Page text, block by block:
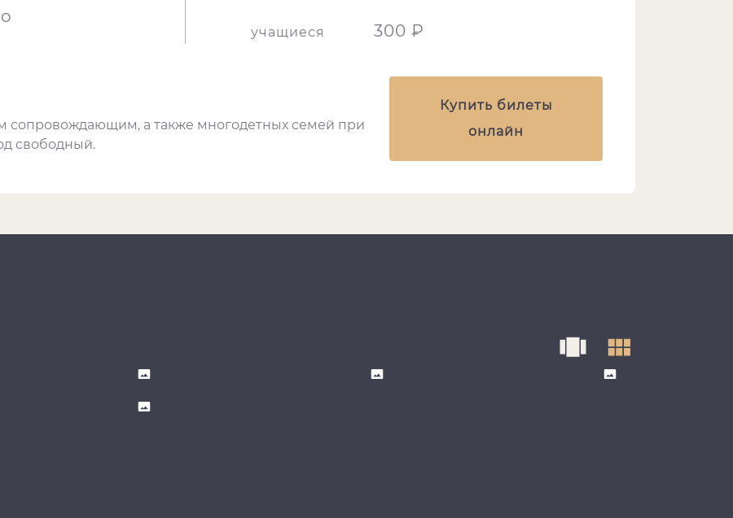
учащиеся 300 ₽
сопровождающим, а также многодетных семей при
свободный.
Купить билеты
онлайн